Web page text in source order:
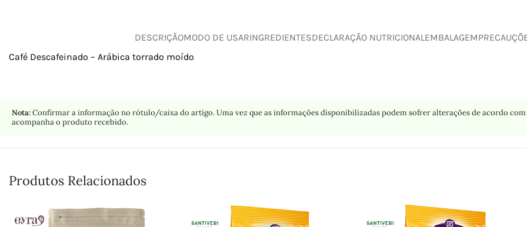
DESCRIÇÃOMODO DE USARINGREDIENTESDECLARAÇÃO NUTRICIONAL EMBALAGEM
Café Descafeinado – Arábica torrado moído
Nota:Confirmar a informação no rótulo/caixa do artigo. Uma vez que as informações disponibilizadas podem sofrer alterações de acordo
acompanha o produto recebido.
Produtos Relacionados